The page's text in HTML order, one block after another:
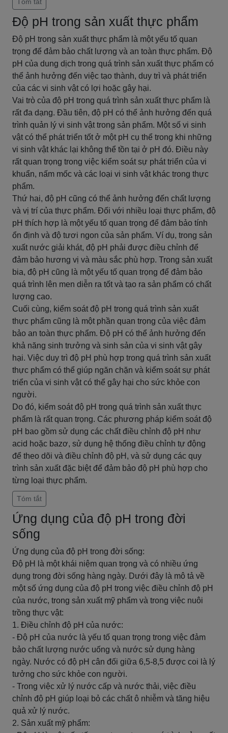
Độ pH trong sản xuất thực phẩm
Độ pH trong sản xuất thực phẩm là một yếu tố quan
trọng để đảm bảo chất lượng và an toàn thực phẩm. Độ
pH của dung dịch trong quá trình sản xuất thực phẩm có
thể ảnh hưởng đến việc tạo thành, duy trì và phát triển
của các vi sinh vật có lợi hoặc gây hại.
Vai trò của độ pH trong quá trình sản xuất thực phẩm là
rất đa dạng. Đầu tiên, độ pH có thể ảnh hưởng đến quá
trình quản lý vi sinh vật trong sản phẩm. Một số vi sinh
vật có thể phát triển tốt ở một pH cụ thể trong khi những
vi sinh vật khác lại không thể tồn tại ở pH đó. Điều này
rất quan trọng trong việc kiểm soát sự phát triển của vi
khuẩn, nấm mốc và các loại vi sinh vật khác trong thực
phẩm.
Thứ hai, độ pH cũng có thể ảnh hưởng đến chất lượng
và vị trí của thực phẩm. Đối với nhiều loại thực phẩm, độ
pH thích hợp là một yếu tố quan trọng để đảm bảo tính
ổn định và độ tươi ngon của sản phẩm. Ví dụ, trong sản
xuất nước giải khát, độ pH phải được điều chỉnh để
đảm bảo hương vị và màu sắc phù hợp. Trong sản xuất
bia, độ pH cũng là một yếu tố quan trọng để đảm bảo
quá trình lên men diễn ra tốt và tạo ra sản phẩm có chất
lượng cao.
Cuối cùng, kiểm soát độ pH trong quá trình sản xuất
thực phẩm cũng là một phần quan trọng của việc đảm
bảo an toàn thực phẩm. Độ pH có thể ảnh hưởng đến
khả năng sinh trưởng và sinh sản của vi sinh vật gây
hại. Việc duy trì độ pH phù hợp trong quá trình sản xuất
thực phẩm có thể giúp ngăn chặn và kiểm soát sự phát
triển của vi sinh vật có thể gây hại cho sức khỏe con
người.
Do đó, kiểm soát độ pH trong quá trình sản xuất thực
phẩm là rất quan trọng. Các phương pháp kiểm soát độ
pH bao gồm sử dụng các chất điều chỉnh độ pH như
acid hoặc bazơ, sử dụng hệ thống điều chỉnh tự động
để theo dõi và điều chỉnh độ pH, và sử dụng các quy
trình sản xuất đặc biệt để đảm bảo độ pH phù hợp cho
từng loại thực phẩm.
Tóm tắt
Ứng dụng của độ pH trong đời
sống
Ứng dụng của độ pH trong đời sống:
Độ pH là một khái niệm quan trọng và có nhiều ứng
dụng trong đời sống hàng ngày. Dưới đây là mô tả về
một số ứng dụng của độ pH trong việc điều chỉnh độ pH
của nước, trong sản xuất mỹ phẩm và trong việc nuôi
trồng thực vật:
1. Điều chỉnh độ pH của nước:
- Độ pH của nước là yếu tố quan trọng trong việc đảm
bảo chất lượng nước uống và nước sử dụng hàng
ngày. Nước có độ pH cân đối giữa 6,5-8,5 được coi là lý
tưởng cho sức khỏe con người.
- Trong việc xử lý nước cấp và nước thải, việc điều
chỉnh độ pH giúp loại bỏ các chất ô nhiễm và tăng hiệu
quả xử lý nước.
2. Sản xuất mỹ phẩm: